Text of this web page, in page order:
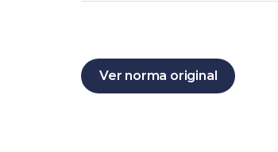
Ver norma original